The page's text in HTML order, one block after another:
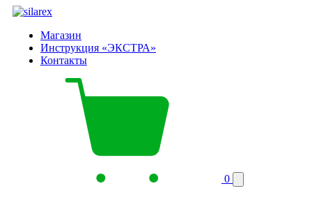
Магазин
Инструкция «ЭКСТРА»
Контакты
0